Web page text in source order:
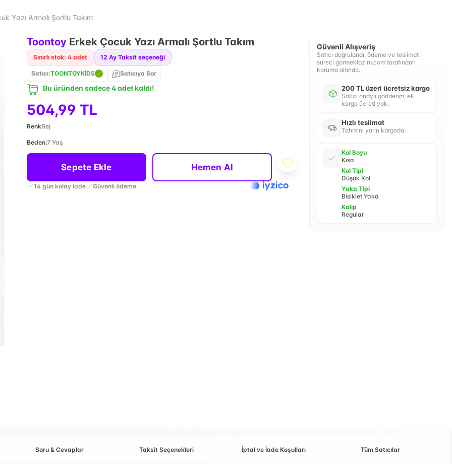
Yazı Armalı Şortlu Takım
Toontoy Erkek Çocuk Yazı Armalı Şortlu Takım
Sınırlı stok: 4 adet 12 Ay Taksit seçeneği
Satıcı:TOONTOYKİDS Satıcıya Sor
Bu üründen sadece 4 adet kaldı!
504,99 TL
RenkBej
Beden:7 Yaş
Sepete Ekle Hemen Al
14 gün kolay iade Güvenli ödeme
Güvenli Alışveriş
Satıcı doğrulandı, ödeme ve teslimat
süreci gormeklazim.com tarafından
koruma altında.
200 TL üzeri ücretsiz kargo
Satıcı onaylı gönderim, ek
kargo ücreti yok.
Hızlı teslimat
Tahmini yarın kargoda.
Kol Boyu
Kısa
Kol Tipi
Düşük Kol
Yaka Tipi
Bisiklet Yaka
Kalıp
Regular
Soru & Cevaplar Taksit Seçenekleri İptal ve İade Koşulları Tüm Satıcılar